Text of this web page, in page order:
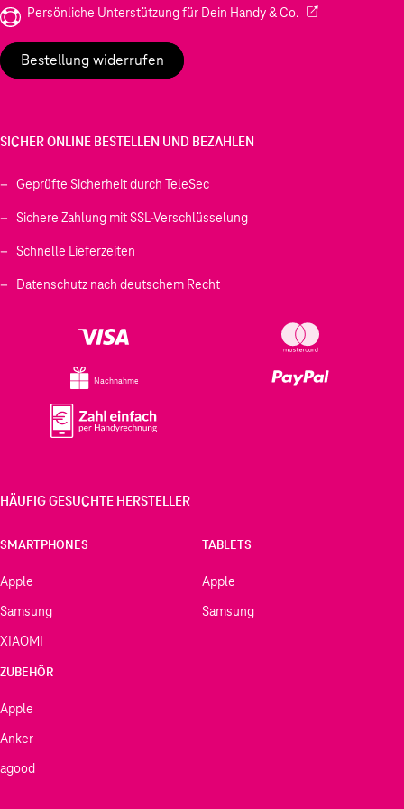
Persönliche Unterstützung für Dein Handy & Co. (Wird in einem
Bestellung widerrufen
SICHER ONLINE BESTELLEN UND BEZAHLEN
Geprüfte Sicherheit durch TeleSec
Sichere Zahlung mit SSL-Verschlüsselung
Schnelle Lieferzeiten
Datenschutz nach deutschem Recht
Nachnahme
HÄUFIG GESUCHTE HERSTELLER
SMARTPHONES
Apple
Samsung
XIAOMI
TABLETS
Apple
Samsung
ZUBEHÖR
Apple
Anker
agood